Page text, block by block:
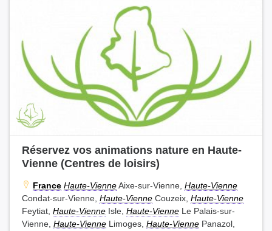
Réservez vos animations nature en Haute-
Vienne (Centres de loisirs)
France Haute-VienneAixe-sur-Vienne, Haute-Vienne
Condat-sur-Vienne, Haute-Vienne Couzeix, Haute-Vienne
Feytiat, Haute-Vienne Isle, Haute-Vienne Le Palais-sur-
Vienne, Haute-Vienne Limoges, Haute-Vienne Panazol,